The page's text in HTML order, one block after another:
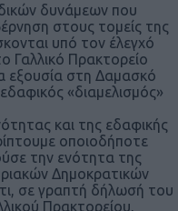
δυνάμεων που
στους τομείς της
υπό τον έλεγχό
Γαλλικό Πρακτορείο
εξουσία στη Δαμασκό
«διαμελισμός»
και της εδαφικής
οποιοδήποτε
την ενότητα της
Δημοκρατικών
σε γραπτή δήλωσή του
Πρακτορείου,